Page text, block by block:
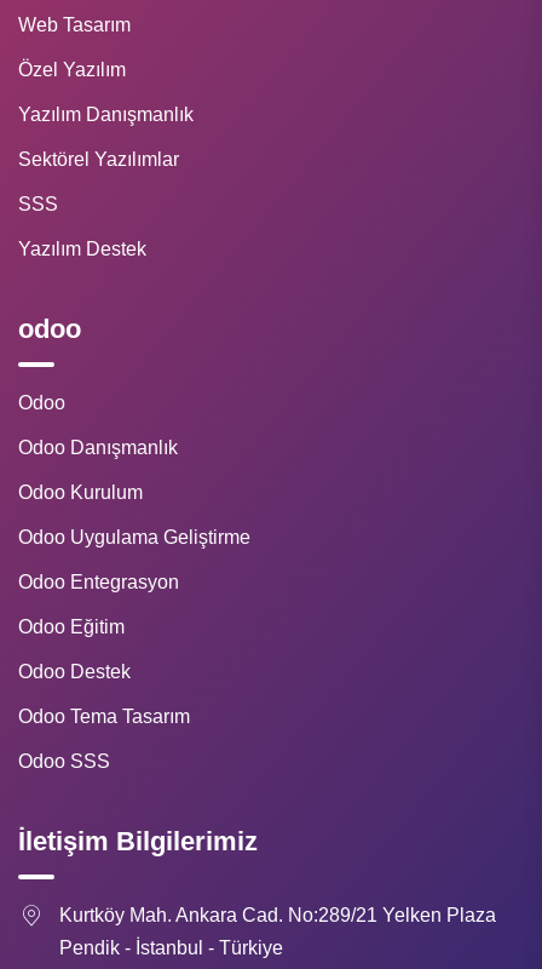
Web Tasarım
Özel Yazılım
Yazılım Danışmanlık
Sektörel Yazılımlar
SSS
Yazılım Destek
odoo
Odoo
Odoo Danışmanlık
Odoo Kurulum
Odoo Uygulama Geliştirme
Odoo Entegrasyon
Odoo Eğitim
Odoo Destek
Odoo Tema Tasarım
Odoo SSS
İletişim Bilgilerimiz
Kurtköy Mah. Ankara Cad. No:289/21 Yelken Plaza
Pendik - İstanbul - Türkiye